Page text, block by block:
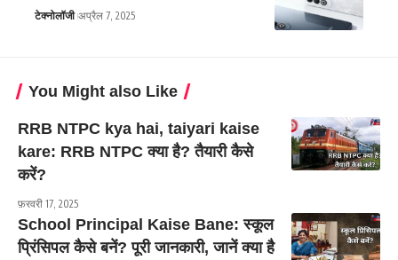
टेक्नोलॉजी अप्रैल 7, 2025
You Might also Like
RRB NTPC kya hai, taiyari kaise
kare: RRB NTPC क्या है? तैयारी कैसे
करें?
फ़रवरी 17, 2025
School Principal Kaise Bane: स्कूल
प्रिंसिपल कैसे बनें? पूरी जानकारी, जानें क्या है